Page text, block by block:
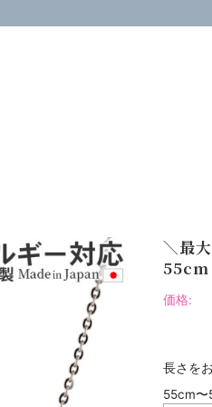
＼最
55cm
価格:
長さを
55cm〜